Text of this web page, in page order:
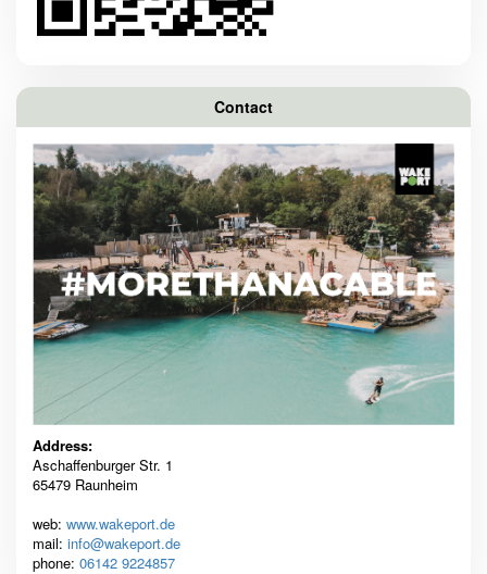
Contact
Address:
Aschaffenburger Str. 1
65479 Raunheim
web: www.wakeport.de
mail: info@wakeport.de
phone: 06142 9224857